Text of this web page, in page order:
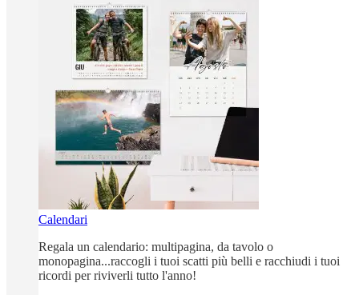
Calendari
Regala un calendario: multipagina, da tavolo o
monopagina...raccogli i tuoi scatti più belli e racchiudi i tuoi
ricordi per riviverli tutto l'anno!